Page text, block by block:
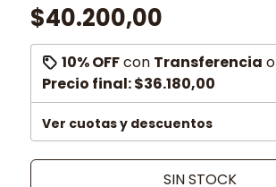
$40.200,00
10% OFFcon Transferencia o
Precio final:$36.180,00
Ver cuotas y descuentos
SIN STOCK